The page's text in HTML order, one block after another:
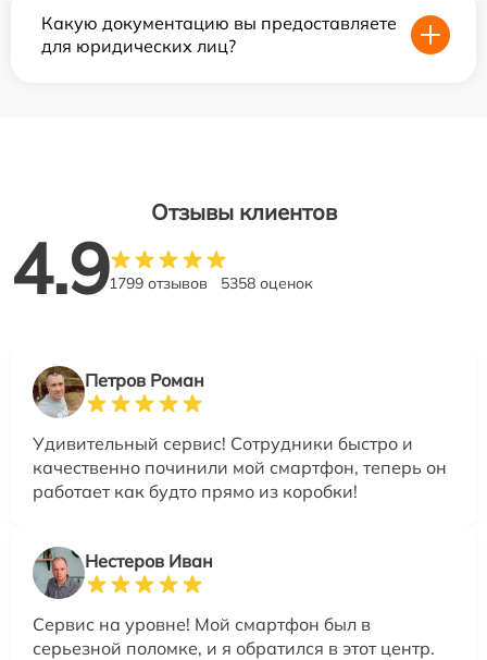
Какую документацию вы предоставляете
для юридических лиц?
Отзывы клиентов
4.91799 отзывов 5358 оценок
Петров Роман
Удивительный сервис! Сотрудники быстро и
качественно починили мой смартфон, теперь он
работает как будто прямо из коробки!
Нестеров Иван
Сервис на уровне! Мой смартфон был в
серьезной поломке, и я обратился в этот центр.